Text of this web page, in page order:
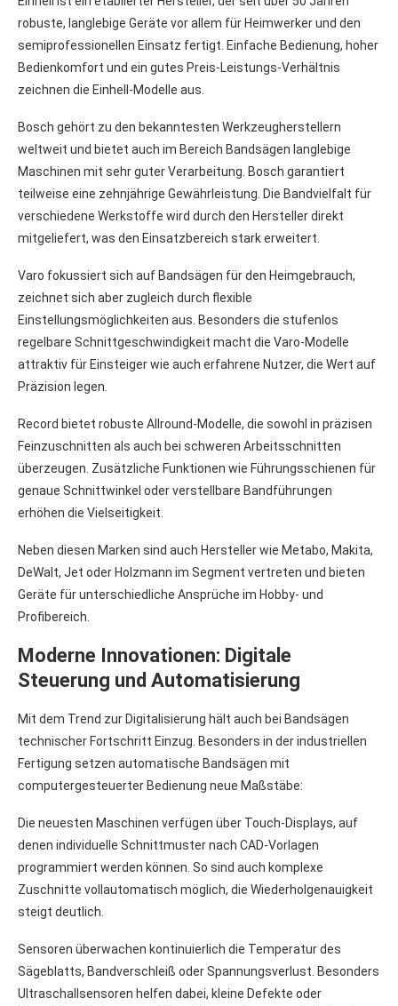
robuste, langlebige Geräte vor allem für Heimwerker und den
semiprofessionellen Einsatz fertigt. Einfache Bedienung, hoher
Bedienkomfort und ein gutes Preis-Leistungs-Verhältnis
zeichnen die Einhell-Modelle aus.
Bosch gehört zu den bekanntesten Werkzeugherstellern
weltweit und bietet auch im Bereich Bandsägen langlebige
Maschinen mit sehr guter Verarbeitung. Bosch garantiert
teilweise eine zehnjährige Gewährleistung. Die Bandvielfalt für
verschiedene Werkstoffe wird durch den Hersteller direkt
mitgeliefert, was den Einsatzbereich stark erweitert.
Varo fokussiert sich auf Bandsägen für den Heimgebrauch,
zeichnet sich aber zugleich durch flexible
Einstellungsmöglichkeiten aus. Besonders die stufenlos
regelbare Schnittgeschwindigkeit macht die Varo-Modelle
attraktiv für Einsteiger wie auch erfahrene Nutzer, die Wert auf
Präzision legen.
Record bietet robuste Allround-Modelle, die sowohl in präzisen
Feinzuschnitten als auch bei schweren Arbeitsschnitten
überzeugen. Zusätzliche Funktionen wie Führungsschienen für
genaue Schnittwinkel oder verstellbare Bandführungen
erhöhen die Vielseitigkeit.
Neben diesen Marken sind auch Hersteller wie Metabo, Makita,
DeWalt, Jet oder Holzmann im Segment vertreten und bieten
Geräte für unterschiedliche Ansprüche im Hobby- und
Profibereich.
Moderne Innovationen: Digitale
Steuerung und Automatisierung
Mit dem Trend zur Digitalisierung hält auch bei Bandsägen
technischer Fortschritt Einzug. Besonders in der industriellen
Fertigung setzen automatische Bandsägen mit
computergesteuerter Bedienung neue Maßstäbe:
Die neuesten Maschinen verfügen über Touch-Displays, auf
denen individuelle Schnittmuster nach CAD-Vorlagen
programmiert werden können. So sind auch komplexe
Zuschnitte vollautomatisch möglich, die Wiederholgenauigkeit
steigt deutlich.
Sensoren überwachen kontinuierlich die Temperatur des
Sägeblatts, Bandverschleiß oder Spannungsverlust. Besonders
Ultraschallsensoren helfen dabei, kleine Defekte oder